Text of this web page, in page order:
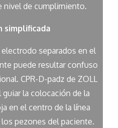
nivel de cumplimiento.
simplificada
separados en el
puede resultar confuso
CPR-D-padz de ZOLL
la colocación de la
en el centro de la línea
pezones del paciente.